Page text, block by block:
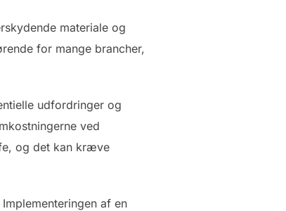
materiale og
for mange brancher,
udfordringer og
ved
og det kan kræve
af en